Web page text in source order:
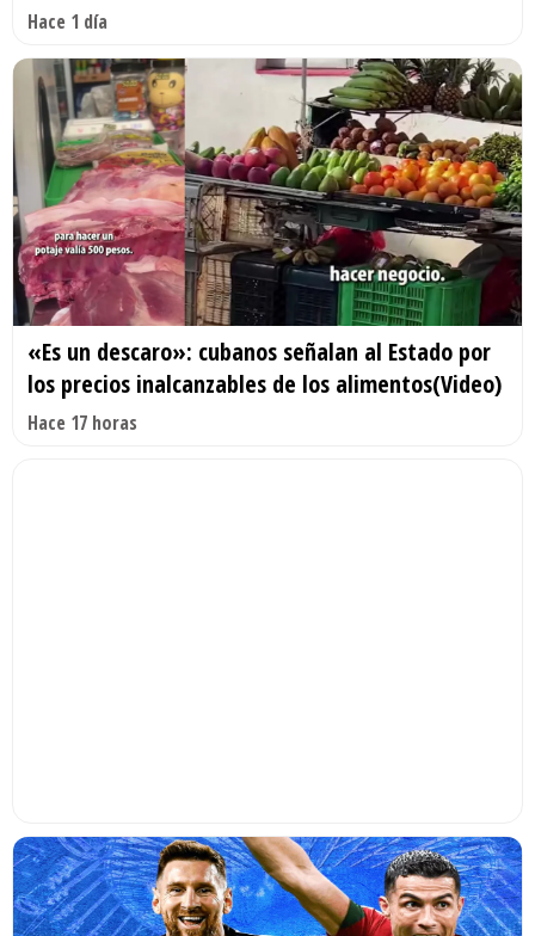
Hace 1 día
«Es un descaro»: cubanos señalan al Estado por
los precios inalcanzables de los alimentos(Video)
Hace 17 horas